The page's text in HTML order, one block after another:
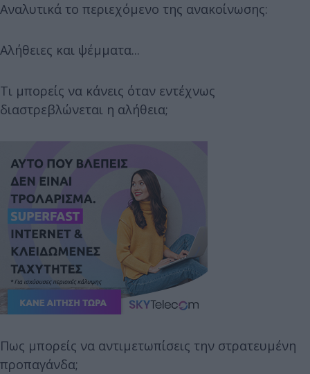
Αναλυτικά το περιεχόμενο της ανακοίνωσης:
Αλήθειες και ψέμματα...
Τι μπορείς να κάνεις όταν εντέχνως
διαστρεβλώνεται η αλήθεια;
Πως μπορείς να αντιμετωπίσεις την στρατευμένη
προπαγάνδα;